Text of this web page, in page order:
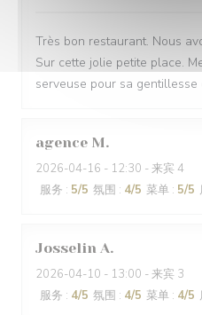
Très bon restaurant. Nous
Sur cette jolie petite place.
serveuse pour sa gentillesse
agence M
2026-04-16 - 12:30 - 来宾 4
服务 : 5/5 氛围 : 4/5 菜单 : 5/5
Josselin A
2026-04-10 - 13:00 - 来宾 3
服务 : 4/5 氛围 : 4/5 菜单 : 4/5